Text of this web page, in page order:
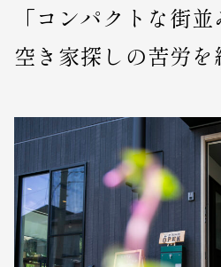
「コンパクトな街並
空き家探しの苦労